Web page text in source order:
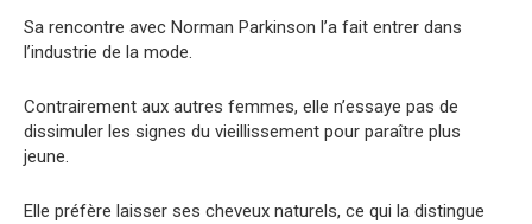
Sa rencontre avec Norman Parkinson l’a fait entrer dans
l’industrie de la mode.
Contrairement aux autres femmes, elle n’essaye pas de
dissimuler les signes du vieillissement pour paraître plus
jeune.
Elle préfère laisser ses cheveux naturels, ce qui la distingue